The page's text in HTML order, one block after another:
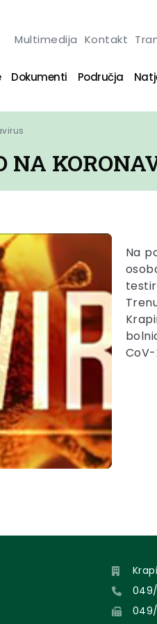
Multimedija Kontakt
Dokumenti Područja
NA
Na
049/